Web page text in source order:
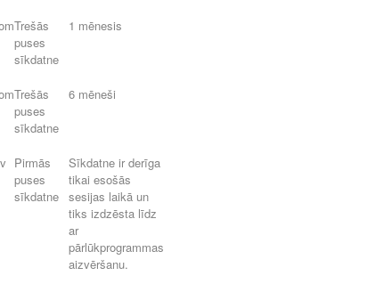
Trešās
puses
sīkdatne
1 mēnesis
Trešās
puses
sīkdatne
6 mēneši
Pirmās
puses
sīkdatne
Sīkdatne ir derīga
tikai esošās
sesijas laikā un
tiks izdzēsta līdz
ar
pārlūkprogrammas
aizvēršanu.